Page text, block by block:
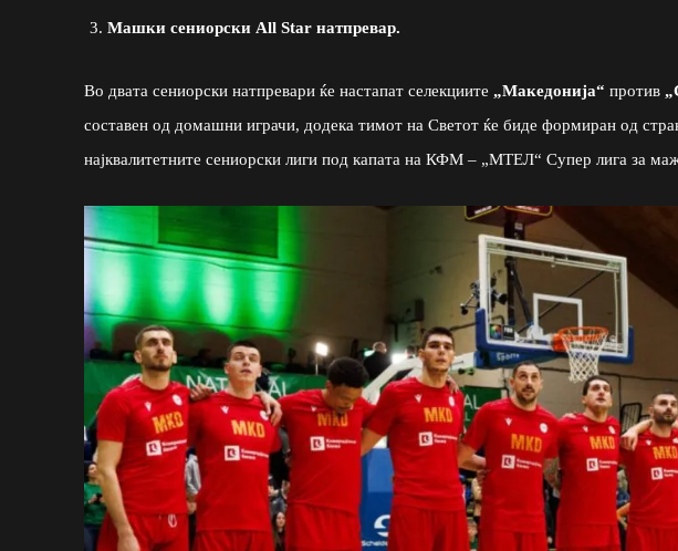
Машки сениорски All Star натпревар.
Во двата сениорски натпревари ќе настапат селекциите „Македонија“ против
составен од домашни играчи, додека тимот на Светот ќе биде формиран од
најквалитетните сениорски лиги под капата на КФМ – „МТЕЛ“ Супер лига за